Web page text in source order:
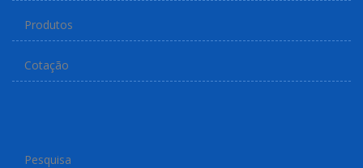
Produtos
Cotação
Pesquisa